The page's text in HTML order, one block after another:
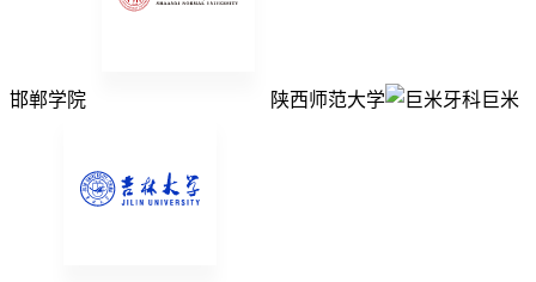
邯郸学院 陕西师范大学 巨米